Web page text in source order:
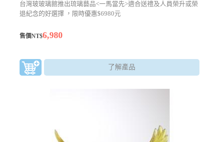
台灣玻玻璃館推出琉璃藝品<一馬當先>適合送禮及人員榮升或榮
退紀念的好選擇 ，限時優惠$6980元
售價NT$6,980
了解產品